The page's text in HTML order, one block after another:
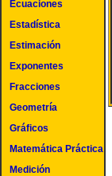
Ecuaciones
Estadística
Estimación
Exponentes
Fracciones
Geometría
Gráficos
Matemática Práctica
Medición